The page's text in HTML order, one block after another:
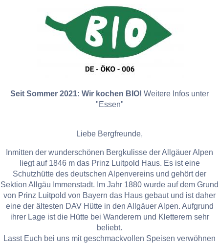
Seit Sommer 2021: Wir kochen BIO! Weitere Infos unter
"Essen"
Liebe Bergfreunde,
Inmitten der wunderschönen Bergkulisse der Allgäuer Alpen
liegt auf 1846 m das Prinz Luitpold Haus. Es ist eine
Schutzhütte des deutschen Alpenvereins und gehört der
Sektion Allgäu Immenstadt. Im Jahr 1880 wurde auf dem Grund
von Prinz Luitpold von Bayern das Haus gebaut und ist daher
eine der ältesten DAV Hütte in den Allgäuer Alpen. Aufgrund
ihrer Lage ist die Hütte bei Wanderern und Kletterern sehr
beliebt.
Lasst Euch bei uns mit geschmackvollen Speisen verwöhnen